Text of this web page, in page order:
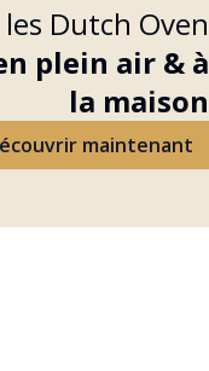
Dutch Oven
plein air & à
la maison
maintenant